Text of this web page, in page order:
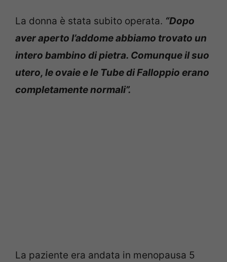
La donna è stata subito operata. “Dopo
aver aperto l’addome abbiamo trovato un
intero bambino di pietra. Comunque il suo
utero, le ovaie e le Tube di Falloppio erano
completamente normali”.
La paziente era andata in menopausa 5